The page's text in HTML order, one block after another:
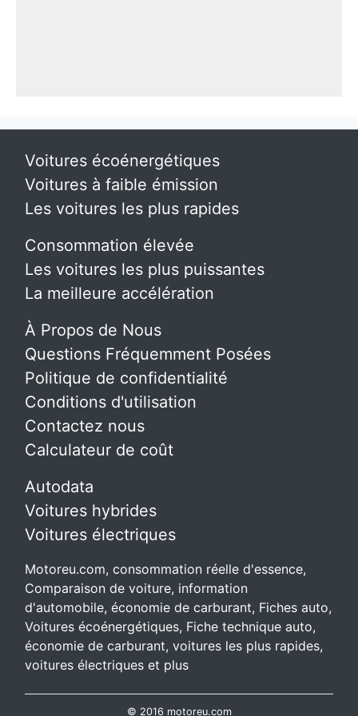
Voitures écoénergétiques
Voitures à faible émission
Les voitures les plus rapides
Consommation élevée
Les voitures les plus puissantes
La meilleure accélération
À Propos de Nous
Questions Fréquemment Posées
Politique de confidentialité
Conditions d'utilisation
Contactez nous
Calculateur de coût
Autodata
Voitures hybrides
Voitures électriques
Motoreu.com, consommation réelle d'essence,
Comparaison de voiture, information
d'automobile, économie de carburant, Fiches auto,
Voitures écoénergétiques, Fiche technique auto,
économie de carburant, voitures les plus rapides,
voitures électriques et plus
© 2016 motoreu.com